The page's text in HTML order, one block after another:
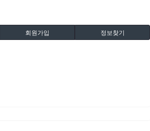
회원가입 정보찾기